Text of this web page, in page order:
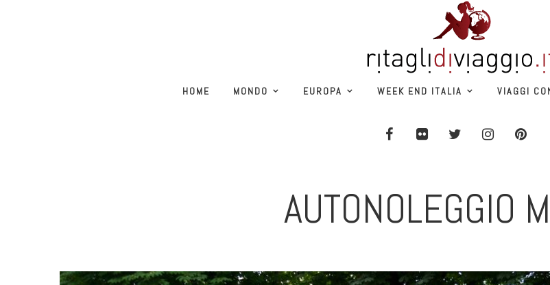
HOME MONDO EUROPA WEEK END ITALIA VIAGGI
AUTONOLEGGIO